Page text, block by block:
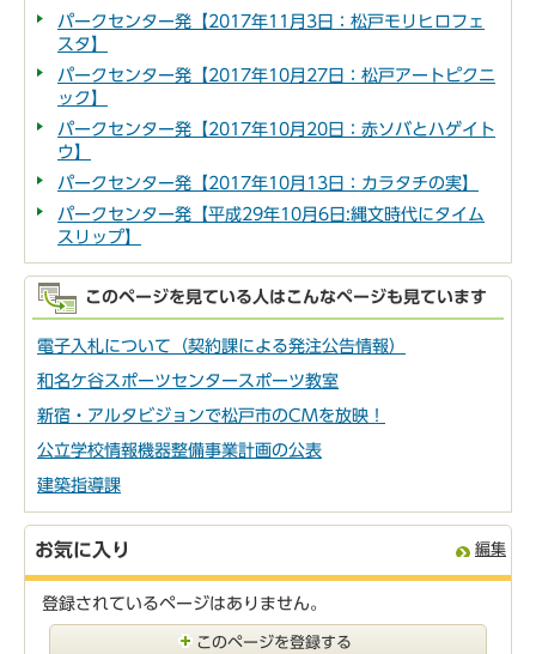
パークセンター発【2017年11月3日：松戸モリヒロフェ
スタ】
パークセンター発【2017年10月27日：松戸アートピクニ
ック】
パークセンター発【2017年10月20日：赤ソバとハゲイト
ウ】
パークセンター発【2017年10月13日：カラタチの実】
パークセンター発【平成29年10月6日:縄文時代にタイム
スリップ】
このページを見ている人はこんなページも見ています
電子入札について（契約課による発注公告情報）
和名ケ谷スポーツセンタースポーツ教室
新宿・アルタビジョンで松戸市のCMを放映！
公立学校情報機器整備事業計画の公表
建築指導課
お気に入り 編集
登録されているページはありません。
このページを登録する